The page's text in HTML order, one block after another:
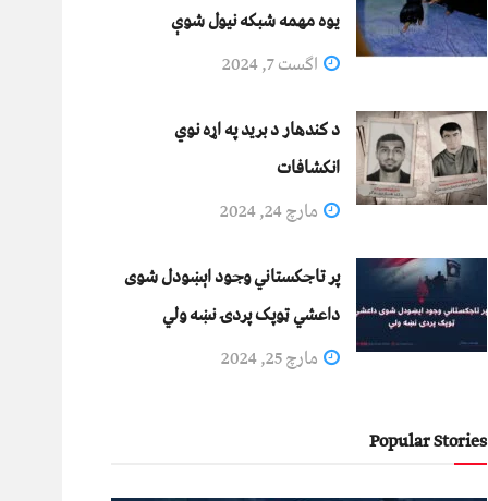
يوه مهمه شبکه نيول شوې
اگست 7, 2024
د کندهار د برید په اړه نوي
انکشافات
مارچ 24, 2024
پر تاجکستاني وجود اېښودل شوی
داعشي ټوپک پردۍ نښه ولي
مارچ 25, 2024
Popular Stories